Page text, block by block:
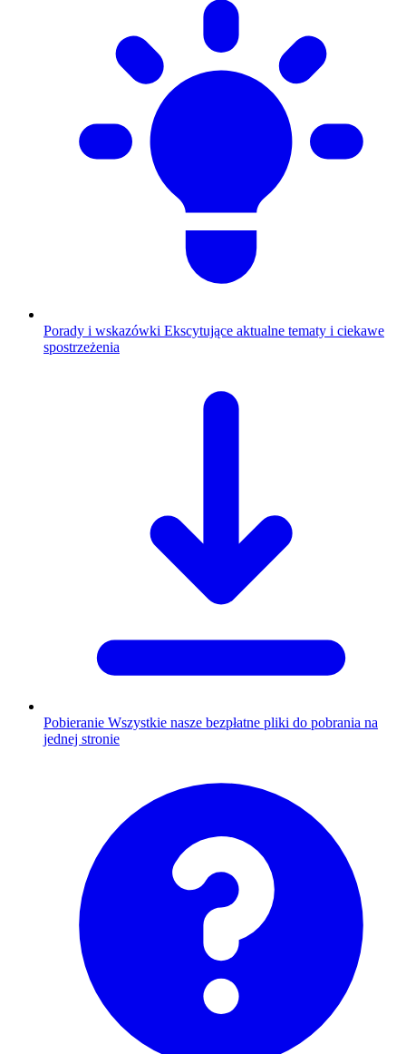
Porady i wskazówki Ekscytujące aktualne tematy i ciekawe
spostrzeżenia
Pobieranie Wszystkie nasze bezpłatne pliki do pobrania na
jednej stronie